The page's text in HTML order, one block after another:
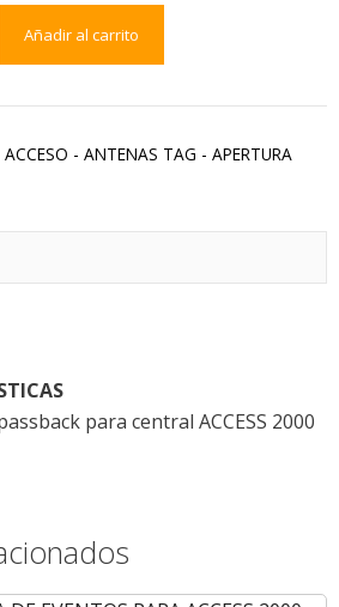
Añadir al carrito
- ANTENAS TAG - APERTURA
para central ACCESS 2000